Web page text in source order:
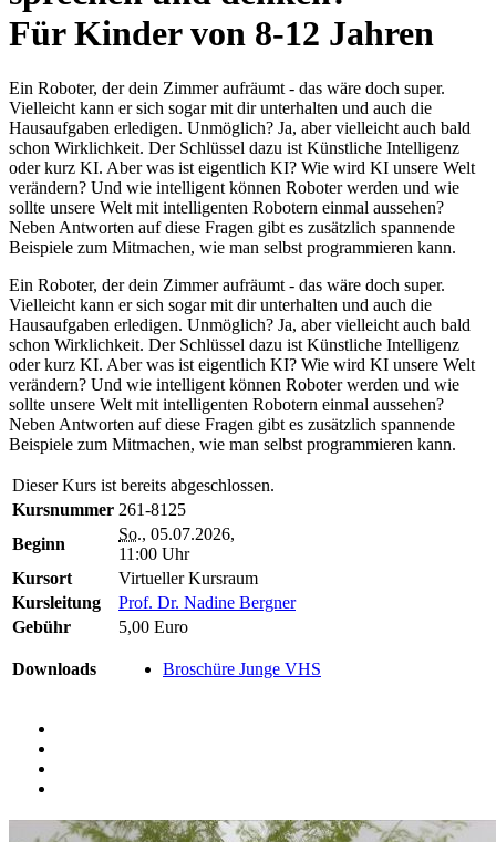
Für Kinder von 8-12 Jahren
Ein Roboter, der dein Zimmer aufräumt - das wäre doch super.
Vielleicht kann er sich sogar mit dir unterhalten und auch die
Hausaufgaben erledigen. Unmöglich? Ja, aber vielleicht auch bald
schon Wirklichkeit. Der Schlüssel dazu ist Künstliche Intelligenz
oder kurz KI. Aber was ist eigentlich KI? Wie wird KI unsere Welt
verändern? Und wie intelligent können Roboter werden und wie
sollte unsere Welt mit intelligenten Robotern einmal aussehen?
Neben Antworten auf diese Fragen gibt es zusätzlich spannende
Beispiele zum Mitmachen, wie man selbst programmieren kann.
Ein Roboter, der dein Zimmer aufräumt - das wäre doch super.
Vielleicht kann er sich sogar mit dir unterhalten und auch die
Hausaufgaben erledigen. Unmöglich? Ja, aber vielleicht auch bald
schon Wirklichkeit. Der Schlüssel dazu ist Künstliche Intelligenz
oder kurz KI. Aber was ist eigentlich KI? Wie wird KI unsere Welt
verändern? Und wie intelligent können Roboter werden und wie
sollte unsere Welt mit intelligenten Robotern einmal aussehen?
Neben Antworten auf diese Fragen gibt es zusätzlich spannende
Beispiele zum Mitmachen, wie man selbst programmieren kann.
Dieser Kurs ist bereits abgeschlossen.
Kursnummer 261-8125
Beginn
So., 05.07.2026,
11:00 Uhr
Kursort
Virtueller Kursraum
Kursleitung
Prof. Dr. Nadine Bergner
Gebühr
5,00 Euro
Downloads Broschüre Junge VHS